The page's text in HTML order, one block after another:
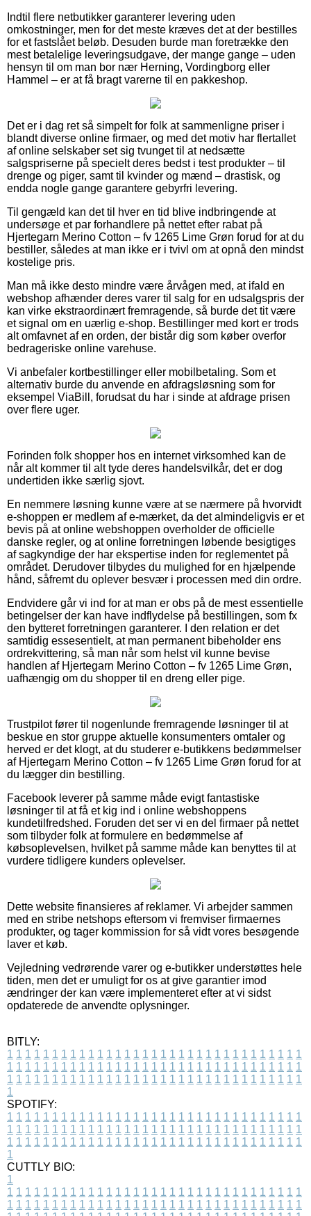
Indtil flere netbutikker garanterer levering uden
omkostninger, men for det meste kræves det at der bestilles
for et fastslået beløb. Desuden burde man foretrække den
mest betalelige leveringsudgave, der mange gange – uden
hensyn til om man bor nær Herning, Vordingborg eller
Hammel – er at få bragt varerne til en pakkeshop.
Det er i dag ret så simpelt for folk at sammenligne priser i
blandt diverse online firmaer, og med det motiv har flertallet
af online selskaber set sig tvunget til at nedsætte
salgspriserne på specielt deres bedst i test produkter – til
drenge og piger, samt til kvinder og mænd – drastisk, og
endda nogle gange garantere gebyrfri levering.
Til gengæld kan det til hver en tid blive indbringende at
undersøge et par forhandlere på nettet efter rabat på
Hjertegarn Merino Cotton – fv 1265 Lime Grøn forud for at du
bestiller, således at man ikke er i tvivl om at opnå den mindst
kostelige pris.
Man må ikke desto mindre være årvågen med, at ifald en
webshop afhænder deres varer til salg for en udsalgspris der
kan virke ekstraordinært fremragende, så burde det tit være
et signal om en uærlig e-shop. Bestillinger med kort er trods
alt omfavnet af en orden, der bistår dig som køber overfor
bedrageriske online varehuse.
Vi anbefaler kortbestillinger eller mobilbetaling. Som et
alternativ burde du anvende en afdragsløsning som for
eksempel ViaBill, forudsat du har i sinde at afdrage prisen
over flere uger.
Forinden folk shopper hos en internet virksomhed kan de
når alt kommer til alt tyde deres handelsvilkår, det er dog
undertiden ikke særlig sjovt.
En nemmere løsning kunne være at se nærmere på hvorvidt
e-shoppen er medlem af e-mærket, da det almindeligvis er et
bevis på at online webshoppen overholder de officielle
danske regler, og at online forretningen løbende besigtiges
af sagkyndige der har ekspertise inden for reglementet på
området. Derudover tilbydes du mulighed for en hjælpende
hånd, såfremt du oplever besvær i processen med din ordre.
Endvidere går vi ind for at man er obs på de mest essentielle
betingelser der kan have indflydelse på bestillingen, som fx
den bytteret forretningen garanterer. I den relation er det
samtidig essesentielt, at man permanent bibeholder ens
ordrekvittering, så man når som helst vil kunne bevise
handlen af Hjertegarn Merino Cotton – fv 1265 Lime Grøn,
uafhængig om du shopper til en dreng eller pige.
Trustpilot fører til nogenlunde fremragende løsninger til at
beskue en stor gruppe aktuelle konsumenters omtaler og
herved er det klogt, at du studerer e-butikkens bedømmelser
af Hjertegarn Merino Cotton – fv 1265 Lime Grøn forud for at
du lægger din bestilling.
Facebook leverer på samme måde evigt fantastiske
løsninger til at få et kig ind i online webshoppens
kundetilfredshed. Foruden det ser vi en del firmaer på nettet
som tilbyder folk at formulere en bedømmelse af
købsoplevelsen, hvilket på samme måde kan benyttes til at
vurdere tidligere kunders oplevelser.
Dette website finansieres af reklamer. Vi arbejder sammen
med en stribe netshops eftersom vi fremviser firmaernes
produkter, og tager kommission for så vidt vores besøgende
laver et køb.
Vejledning vedrørende varer og e-butikker understøttes hele
tiden, men det er umuligt for os at give garantier imod
ændringer der kan være implementeret efter at vi sidst
opdaterede de anvendte oplysninger.
BITLY:
1 1 1 1 1 1 1 1 1 1 1 1 1 1 1 1 1 1 1 1 1 1 1 1 1 1 1 1 1 1 1 1 1
1 1 1 1 1 1 1 1 1 1 1 1 1 1 1 1 1 1 1 1 1 1 1 1 1 1 1 1 1 1 1 1 1
1 1 1 1 1 1 1 1 1 1 1 1 1 1 1 1 1 1 1 1 1 1 1 1 1 1 1 1 1 1 1 1 1
1
SPOTIFY:
1 1 1 1 1 1 1 1 1 1 1 1 1 1 1 1 1 1 1 1 1 1 1 1 1 1 1 1 1 1 1 1 1
1 1 1 1 1 1 1 1 1 1 1 1 1 1 1 1 1 1 1 1 1 1 1 1 1 1 1 1 1 1 1 1 1
1 1 1 1 1 1 1 1 1 1 1 1 1 1 1 1 1 1 1 1 1 1 1 1 1 1 1 1 1 1 1 1 1
1
CUTTLY BIO:
1
1 1 1 1 1 1 1 1 1 1 1 1 1 1 1 1 1 1 1 1 1 1 1 1 1 1 1 1 1 1 1 1 1
1 1 1 1 1 1 1 1 1 1 1 1 1 1 1 1 1 1 1 1 1 1 1 1 1 1 1 1 1 1 1 1 1